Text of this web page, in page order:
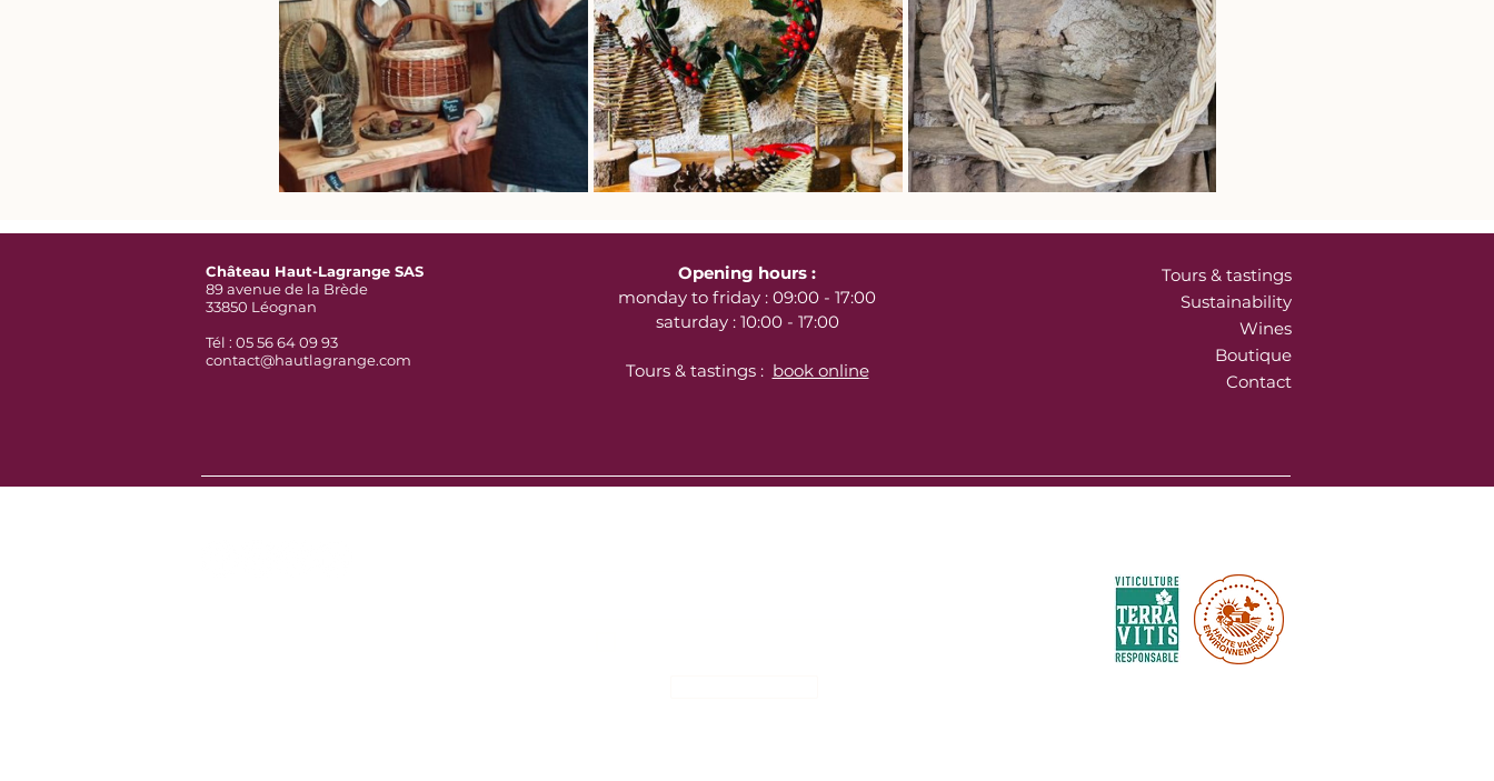
Château Haut-Lagrange SAS
89 avenue de la Brède
33850 Léognan
Tél : 05 56 64 09 93
contact@hautlagrange.com
Opening hours :
monday to friday : 09:00 - 17:00
saturday : 10:00 - 17:00
Tours & tastings : book online
Tours & tastings
Sustainability
Wines
Boutique
Contact